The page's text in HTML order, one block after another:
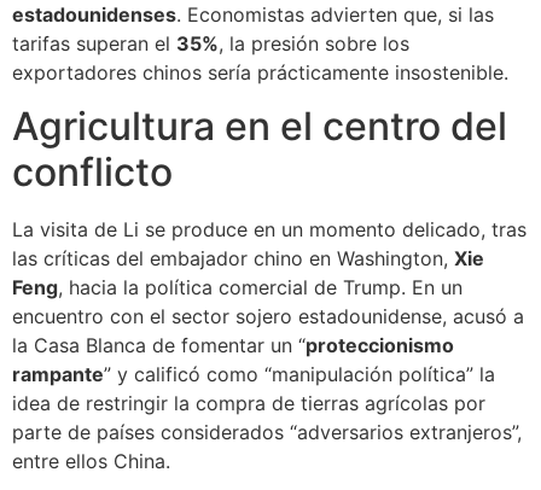
estadounidenses. Economistas advierten que, si las
tarifas superan el 35%, la presión sobre los
exportadores chinos sería prácticamente insostenible.
Agricultura en el centro del
conflicto
La visita de Li se produce en un momento delicado, tras
las críticas del embajador chino en Washington, Xie
Feng, hacia la política comercial de Trump. En un
encuentro con el sector sojero estadounidense, acusó a
la Casa Blanca de fomentar un “proteccionismo
rampante” y calificó como “manipulación política” la
idea de restringir la compra de tierras agrícolas por
parte de países considerados “adversarios extranjeros”,
entre ellos China.